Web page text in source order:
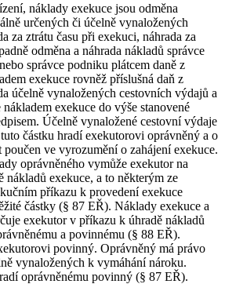
náklady exekuce jsou odměna
určených či účelně vynaložených
za ztrátu času při exekuci, náhrada za
odměna a náhrada nákladů správce
správce podniku plátcem daně z
exekuce rovněž příslušná daň z
účelně vynaložených cestovních výdajů a
nákladem exekuce do výše stanovené
Účelně vynaložené cestovní výdaje
částku hradí exekutorovi oprávněný a o
ve vyrozumění o zahájení exekuce.
oprávněného vymůže exekutor na
nákladů exekuce, a to některým ze
příkazu k provedení exekuce
částky (§ 87 EŘ). Náklady exekuce a
exekutor v příkazu k úhradě nákladů
a povinnému (§ 88 EŘ).
povinný. Oprávněný má právo
vynaložených k vymáhání nároku.
oprávněnému povinný (§ 87 EŘ).